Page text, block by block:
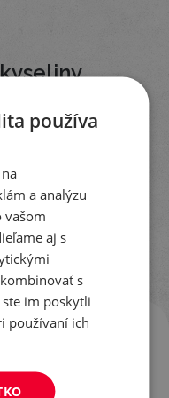
látke
používa
a analýzu
vašom
aj s
s
im poskytli
používaní ich